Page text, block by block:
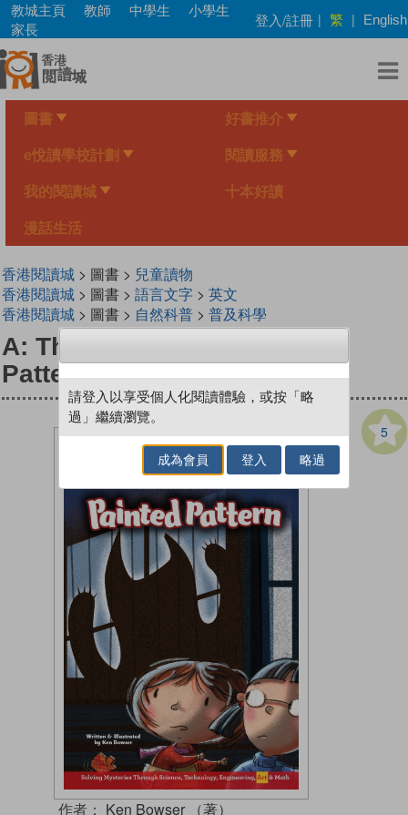
Skip
main
content
教城主頁 教師 中學生
小學生
家長
登入/註冊 | 繁 | English
圖書 好書推介
e悅讀學校計劃 閱讀服務
我的閱讀城 十本好讀
漫話生活
香港閱讀城> 圖書 > 兒童讀物
香港閱讀城> 圖書 > 語言文字> 英文
香港閱讀城> 圖書 > 自然科普> 普及科學
A: The Clue in the Painted
Pattern (Arts)
5
作者： Ken Bowser （著）
請登入以享受個人化閱讀體驗，或按「略
過」繼續瀏覽。
成為會員 登入 略過